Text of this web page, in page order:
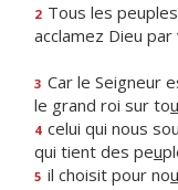
2 Tous les
acclamez Dieu
3 Car le Seigneur
le grand roi sur tou
4 celui qui nous
qui tient des peu
5 il choisit pour nou